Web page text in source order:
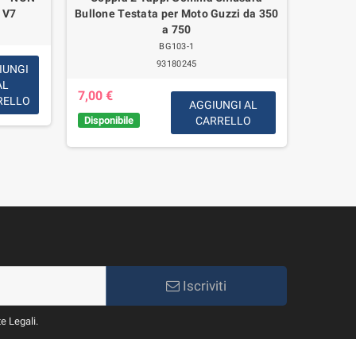
V7
Bullone Testata per Moto Guzzi da 350
a 750
BG103-1
93180245
7,00 €
Disponibile
AGGIUNGI AL
CARRELLO
Iscriviti
Legali.